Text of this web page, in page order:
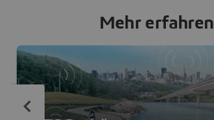
Mehr erfahren